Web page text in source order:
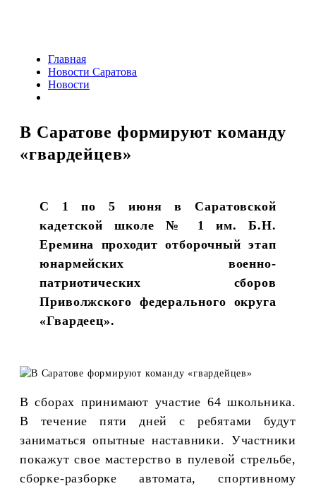
Главная
Новости Саратова
Новости
В Саратове формируют команду
«гвардейцев»
С 1 по 5 июня в Саратовской
кадетской школе № 1 им. Б.Н.
Еремина проходит отборочный этап
юнармейских военно-
патриотических сборов
Приволжского федерального округа
«Гвардеец».
В сборах принимают участие 64 школьника.
В течение пяти дней с ребятами будут
заниматься опытные наставники. Участники
покажут свое мастерство в пулевой стрельбе,
сборке-разборке автомата, спортивному